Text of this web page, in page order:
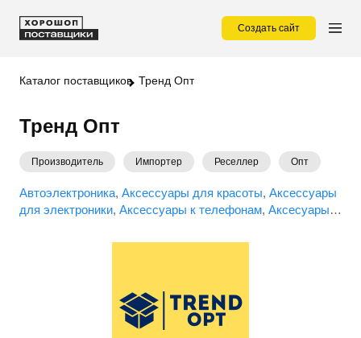
Создать сайт
Каталог поставщиков Тренд Опт
Тренд Опт
Производитель Импортер Реселлер Опт
Автоэлектроника Аксессуары для красоты Аксессуары
для электроники Аксессуары к телефонам Аксесуары
Для геймеров Дом сад огород Зоотовары
Оптика (микроскопы, бинокли, ...) Освещение
Портативная электроника
Ручной инструмент Рыбалка